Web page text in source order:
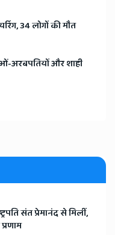
34 लोगों की मौत
अरबपतियों और शाही
संत प्रेमानंद से मिलीं,